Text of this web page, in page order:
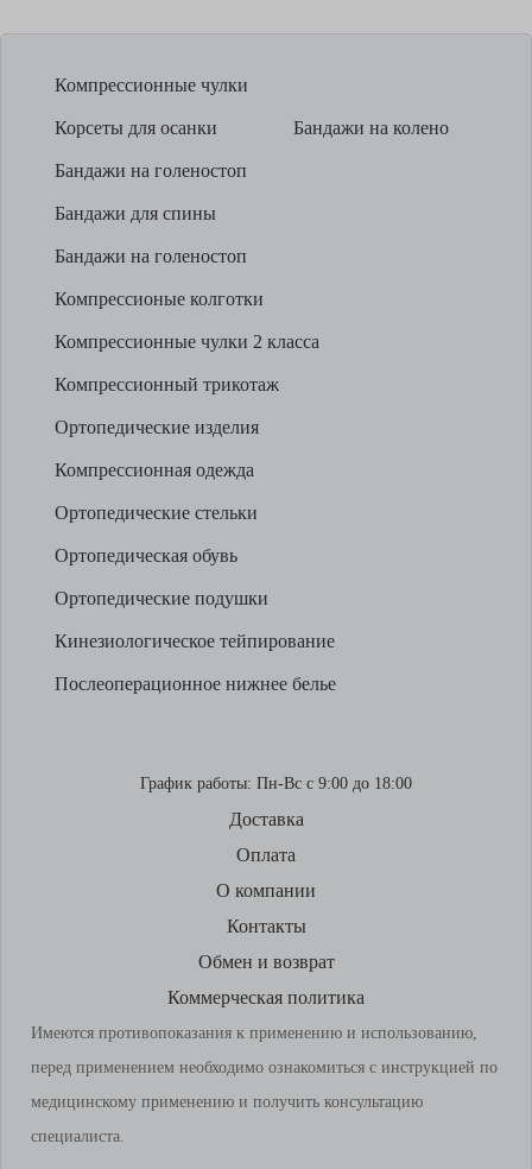
Компрессионные чулки
Корсеты для осанки Бандажи на колено
Бандажи на голеностоп
Бандажи для спины
Бандажи на голеностоп
Компрессионые колготки
Компрессионные чулки 2 класса
Компрессионный трикотаж
Ортопедические изделия
Компрессионная одежда
Ортопедические стельки
Ортопедическая обувь
Ортопедические подушки
Кинезиологическое тейпирование
Послеоперационное нижнее белье
График работы: Пн-Вс с 9:00 до 18:00
Доставка
Оплата
О компании
Контакты
Обмен и возврат
Коммерческая политика
Имеются противопоказания к применению и использованию,
перед применением необходимо ознакомиться с инструкцией по
медицинскому применению и получить консультацию
специалиста.